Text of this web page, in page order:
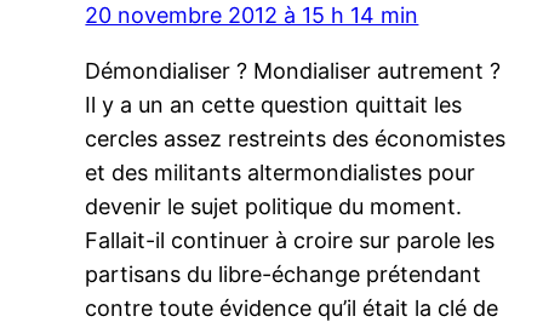
20 novembre 2012 à 15 h 14 min
Démondialiser ? Mondialiser autrement ?
Il y a un an cette question quittait les
cercles assez restreints des économistes
et des militants altermondialistes pour
devenir le sujet politique du moment.
Fallait-il continuer à croire sur parole les
partisans du libre-échange prétendant
contre toute évidence qu’il était la clé de